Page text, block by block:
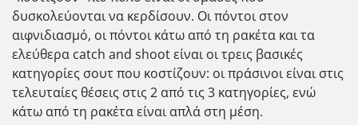
δυσκολεύονται να κερδίσουν. Οι πόντοι στον
αιφνιδιασμό, οι πόντοι κάτω από τη ρακέτα και τα
ελεύθερα catch and shoot είναι οι τρεις βασικές
κατηγορίες σουτ που κοστίζουν: οι πράσινοι είναι στις
τελευταίες θέσεις στις 2 από τις 3 κατηγορίες, ενώ
κάτω από τη ρακέτα είναι απλά στη μέση.